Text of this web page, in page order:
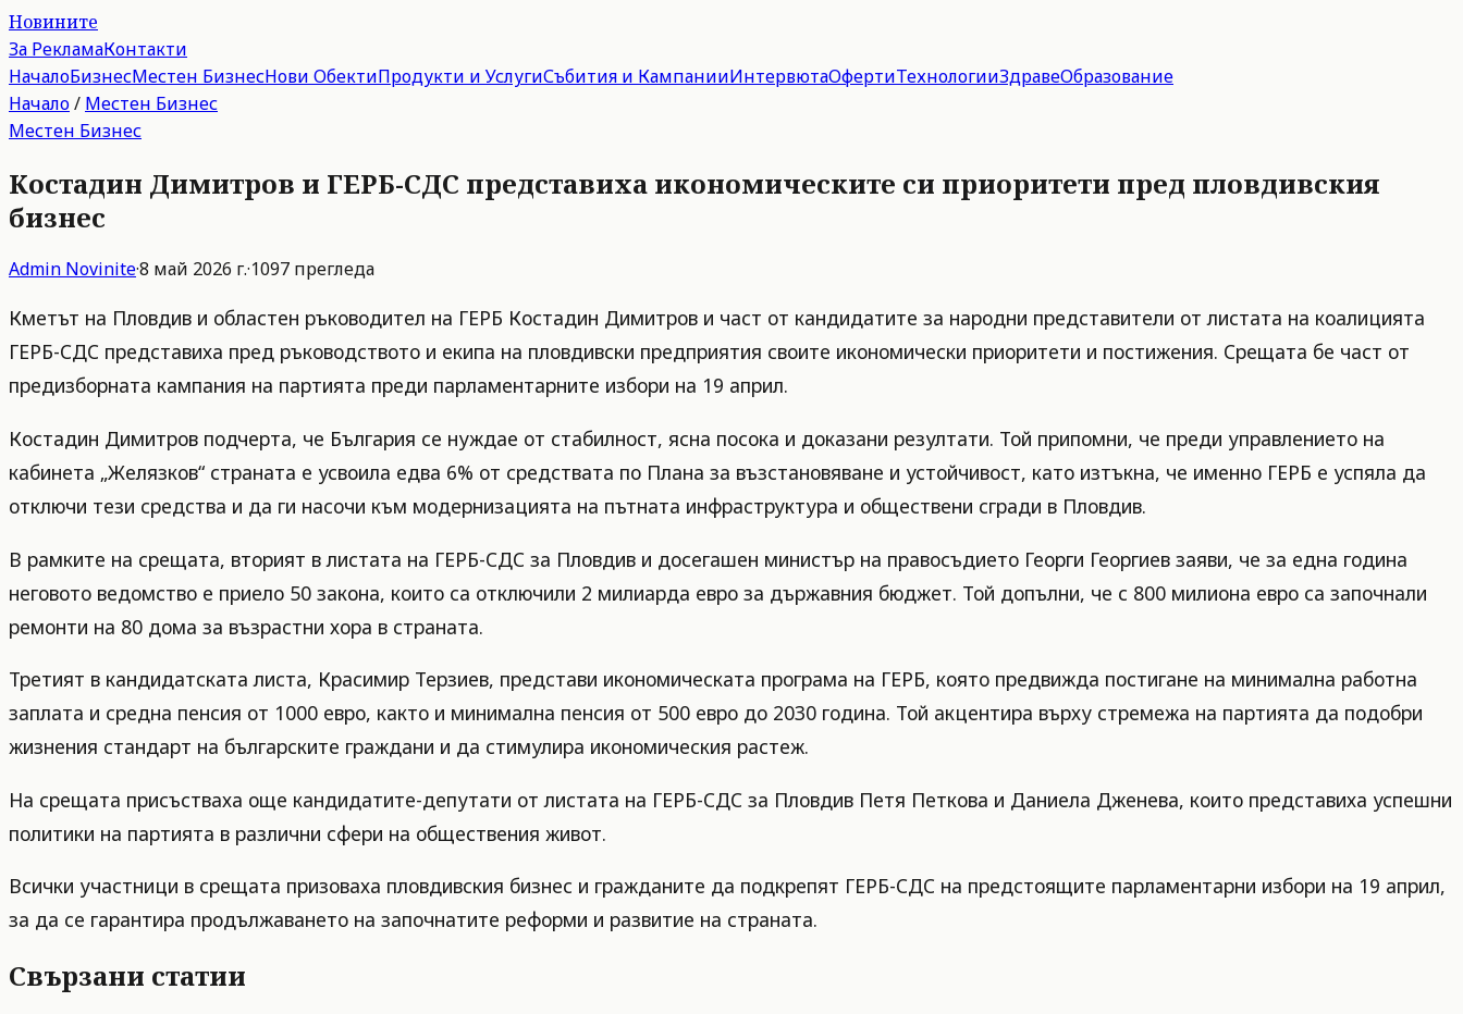
Новините
За РекламаКонтакти
НачалоБизнесМестен БизнесНови ОбектиПродукти и УслугиСъбития и КампанииИнтервютаОфертиТехнологииЗдравеОбразование
Начало/ Местен Бизнес
Местен Бизнес
Костадин Димитров и ГЕРБ-СДС представиха икономическите си приоритети пред пловдивския
бизнес
Admin Novinite·8 май 2026 г.·1097 прегледа
Кметът на Пловдив и областен ръководител на ГЕРБ Костадин Димитров и част от кандидатите за народни представители от листата на коалицията
ГЕРБ-СДС представиха пред ръководството и екипа на пловдивски предприятия своите икономически приоритети и постижения. Срещата бе част от
предизборната кампания на партията преди парламентарните избори на 19 април.
Костадин Димитров подчерта, че България се нуждае от стабилност, ясна посока и доказани резултати. Той припомни, че преди управлението на
кабинета „Желязков“ страната е усвоила едва 6% от средствата по Плана за възстановяване и устойчивост, като изтъкна, че именно ГЕРБ е успяла да
отключи тези средства и да ги насочи към модернизацията на пътната инфраструктура и обществени сгради в Пловдив.
В рамките на срещата, вторият в листата на ГЕРБ-СДС за Пловдив и досегашен министър на правосъдието Георги Георгиев заяви, че за една година
неговото ведомство е приело 50 закона, които са отключили 2 милиарда евро за държавния бюджет. Той допълни, че с 800 милиона евро са започнали
ремонти на 80 дома за възрастни хора в страната.
Третият в кандидатската листа, Красимир Терзиев, представи икономическата програма на ГЕРБ, която предвижда постигане на минимална работна
заплата и средна пенсия от 1000 евро, както и минимална пенсия от 500 евро до 2030 година. Той акцентира върху стремежа на партията да подобри
жизнения стандарт на българските граждани и да стимулира икономическия растеж.
На срещата присъстваха още кандидатите-депутати от листата на ГЕРБ-СДС за Пловдив Петя Петкова и Даниела Дженева, които представиха успешни
политики на партията в различни сфери на обществения живот.
Всички участници в срещата призоваха пловдивския бизнес и гражданите да подкрепят ГЕРБ-СДС на предстоящите парламентарни избори на 19 април,
за да се гарантира продължаването на започнатите реформи и развитие на страната.
Свързани статии